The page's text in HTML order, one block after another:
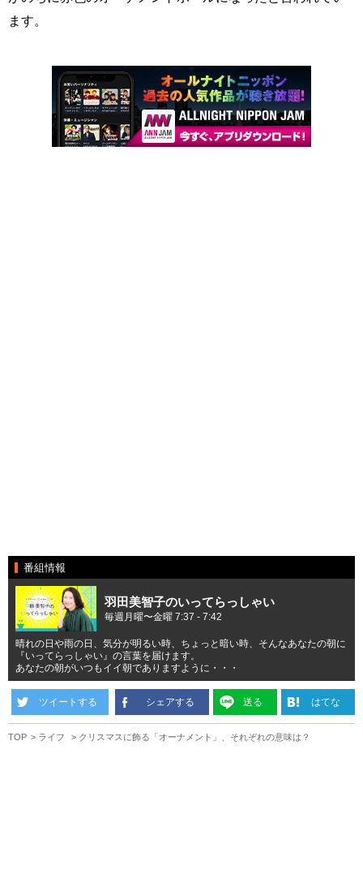
ます。
番組情報
羽田美智子のいってらっしゃい
毎週月曜〜金曜 7:37 - 7:42
晴れの日や雨の日、気分が明るい時、ちょっと暗い時、そんなあなたの朝に
『いってらっしゃい』の言葉を届けます。
あなたの朝がいつもイイ朝でありますように・・・
ツイートする シェアする 送る はてな
TOP ライフ クリスマスに飾る「オーナメント」、それぞれの意味は？